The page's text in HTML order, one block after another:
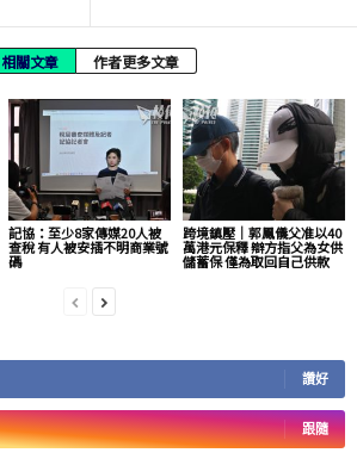
相關文章 作者更多文章
記協：至少8家傳媒20人被
查稅 有人被安插不明商業號
碼
跨境鎮壓｜郭鳳儀父准以40
萬港元保釋 辯方指父為女供
儲蓄保 僅為取回自己供款
讚好
跟隨